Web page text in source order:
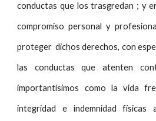
conductas que los trasgredan ; y
compromiso personal y
proteger dichos derechos, con
las conductas que atenten
importantísimos como la vida
integridad e indemnidad